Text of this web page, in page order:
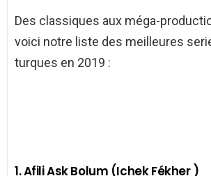
Des classiques aux méga-
voici notre liste des meilleures
turques en 2019 :
1. Afili Ask Bolum (Ichek Fékher )